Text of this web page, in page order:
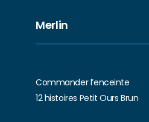
Merlin
Commander l’enceinte
12 histoires Petit Ours Brun